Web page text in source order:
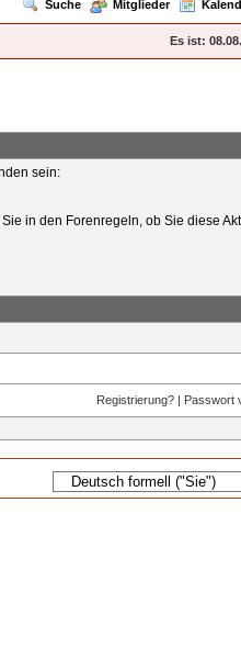
Suche Mitglieder
Es ist:
sein:
in den Forenregeln, ob Sie diese
Registrierung? | Passwort